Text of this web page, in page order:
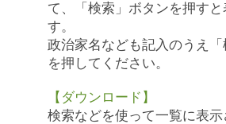
て、「検索」ボタンを押すと
す。
政治家名なども記入のうえ
を押してください。
【ダウンロード】
検索などを使って一覧に表